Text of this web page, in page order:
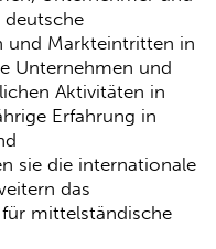
deutsche
und Markteintritten in
Unternehmen und
Aktivitäten in
Erfahrung in
sie die internationale
das
mittelständische